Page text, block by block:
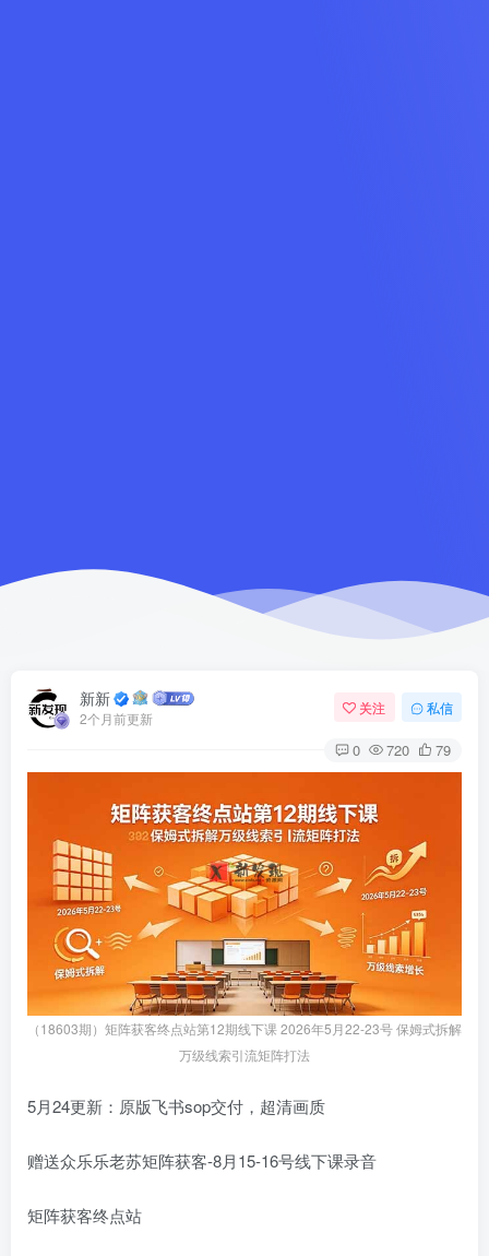
新新
2个月前更新
关注 私信
0 720 79
（18603期）矩阵获客终点站第12期线下课 2026年5月22-23号 保姆式拆解
万级线索引流矩阵打法
5月24更新：原版飞书sop交付，超清画质
赠送众乐乐老苏矩阵获客-8月15-16号线下课录音
矩阵获客终点站